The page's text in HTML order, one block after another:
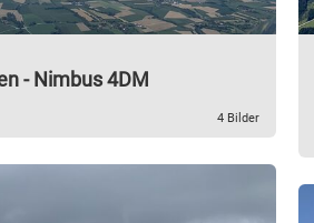
- Nimbus 4DM
4 Bilder